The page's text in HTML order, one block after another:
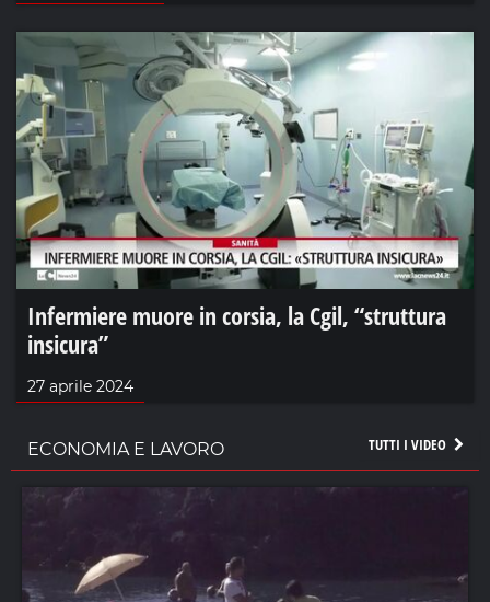
Infermiere muore in corsia, la Cgil, “struttura
insicura”
27 aprile 2024
TUTTI I VIDEO
ECONOMIA E LAVORO